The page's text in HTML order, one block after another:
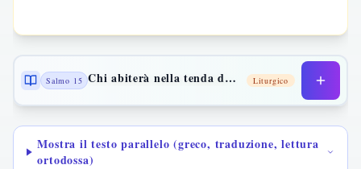
Salmo 15 Chi abiterà nella tenda del Signore? Liturgico
Mostra il testo parallelo (greco, traduzione, lettura
ortodossa)